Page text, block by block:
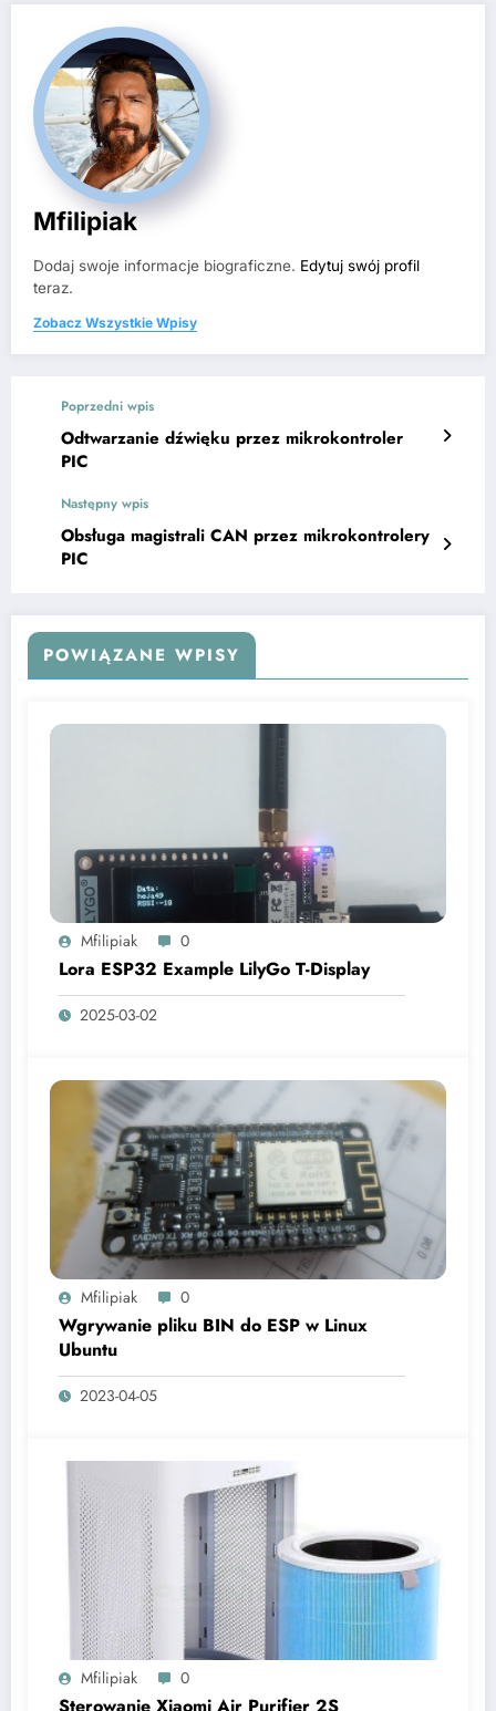
Mfilipiak
Dodaj swoje informacje biograficzne. Edytuj swój profil
teraz.
Zobacz Wszystkie Wpisy
Poprzedni wpis
Odtwarzanie dźwięku przez mikrokontroler
PIC
Następny wpis
Obsługa magistrali CAN przez mikrokontrolery
PIC
POWIĄZANE WPISY
Mfilipiak 0
Lora ESP32 Example LilyGo T-Display
2025-03-02
Mfilipiak 0
Wgrywanie pliku BIN do ESP w Linux
Ubuntu
2023-04-05
Mfilipiak 0